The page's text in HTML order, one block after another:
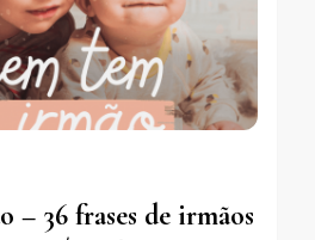
– 36 frases de irmãos